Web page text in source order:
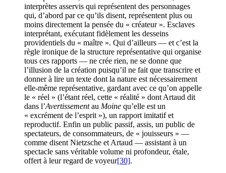
interprètes asservis qui représentent des personnages
qui, d’abord par ce qu’ils disent, représentent plus ou
moins directement la pensée du « créateur ». Esclaves
interprétant, exécutant fidèlement les desseins
providentiels du « maître ». Qui d’ailleurs — et c’est la
règle ironique de la structure représentative qui organise
tous ces rapports — ne crée rien, ne se donne que
l’illusion de la création puisqu’il ne fait que transcrire et
donner à lire un texte dont la nature est nécessairement
elle-même représentative, gardant avec ce qu’on appelle
le « réel » (l’étant réel, cette « réalité » dont Artaud dit
dans l’Avertissementau Moine qu’elle est un
« excrément de l’esprit »), un rapport imitatif et
reproductif. Enfin un public passif, assis, un public de
spectateurs, de consommateurs, de « jouisseurs » —
comme disent Nietzsche et Artaud — assistant à un
spectacle sans véritable volume ni profondeur, étale,
offert à leur regard de voyeur[30].